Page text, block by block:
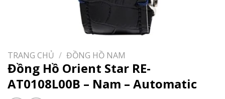
TRANG CHỦ / ĐỒNG HỒ NAM
Đồng Hồ Orient Star RE-
AT0108L00B – Nam – Automatic